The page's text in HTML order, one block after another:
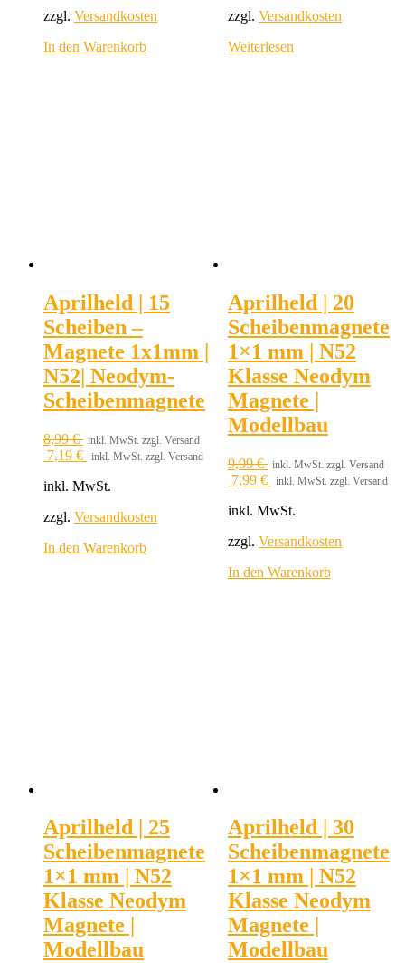
zzgl. Versandkosten
In den Warenkorb
zzgl. Versandkosten
Weiterlesen
Aprilheld | 15
Scheiben –
Magnete 1x1mm |
N52| Neodym-
Scheibenmagnete
8,99€ inkl. MwSt. zzgl. Versand
7,19 € inkl. MwSt. zzgl. Versand
inkl. MwSt.
zzgl. Versandkosten
In den Warenkorb
Aprilheld | 20
Scheibenmagnete
1×1 mm | N52
Klasse Neodym
Magnete |
Modellbau
9,99€ inkl. MwSt. zzgl. Versand
7,99 € inkl. MwSt. zzgl. Versand
inkl. MwSt.
zzgl. Versandkosten
In den Warenkorb
Aprilheld | 25
Scheibenmagnete
1×1 mm | N52
Klasse Neodym
Magnete |
Modellbau
Aprilheld | 30
Scheibenmagnete
1×1 mm | N52
Klasse Neodym
Magnete |
Modellbau